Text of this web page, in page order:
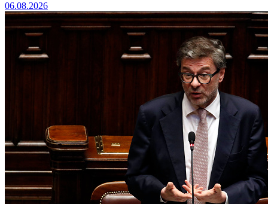
06.08.2026